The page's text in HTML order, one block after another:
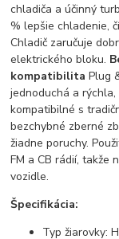
chladiča a účinný
% lepšie chladenie,
Chladič zaručuje
elektrického bloku.
kompatibilitaPlug
jednoduchá a
kompatibilné s
bezchybné zberné
žiadne poruchy.
FM a CB rádií, takže
vozidle.
Špecifikácia:
Typ žiarovky: